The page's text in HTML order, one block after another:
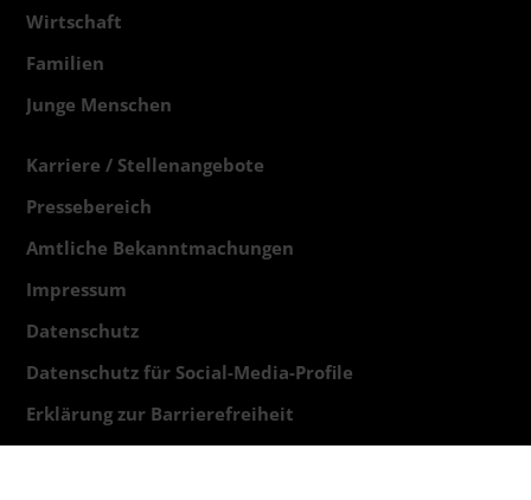
Wirtschaft
Familien
Junge Menschen
Karriere / Stellenangebote
Pressebereich
Amtliche Bekanntmachungen
Impressum
Datenschutz
Datenschutz für Social-Media-Profile
Erklärung zur Barrierefreiheit